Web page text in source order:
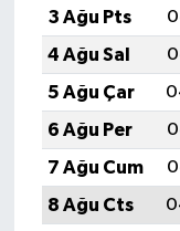
3 Ağu Pts
4 Ağu Sal
5 Ağu Çar
6 Ağu Per
7 Ağu Cum
8 Ağu Cts